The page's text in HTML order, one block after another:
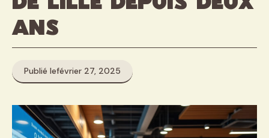
ans
Publié lefévrier 27, 2025